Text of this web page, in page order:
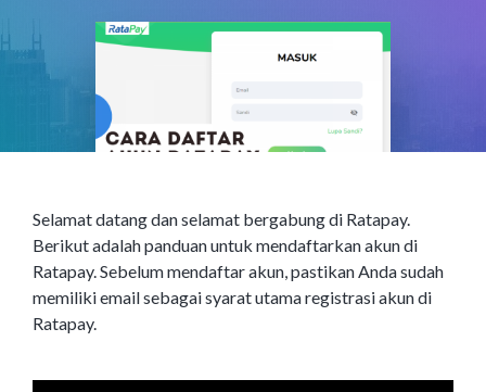
Selamat datang dan selamat bergabung di Ratapay.
Berikut adalah panduan untuk mendaftarkan akun di
Ratapay. Sebelum mendaftar akun, pastikan Anda sudah
memiliki email sebagai syarat utama registrasi akun di
Ratapay.